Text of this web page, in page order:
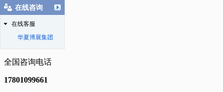
全国咨询电话
17801099661
在线咨询
在线客服
华夏博展集团